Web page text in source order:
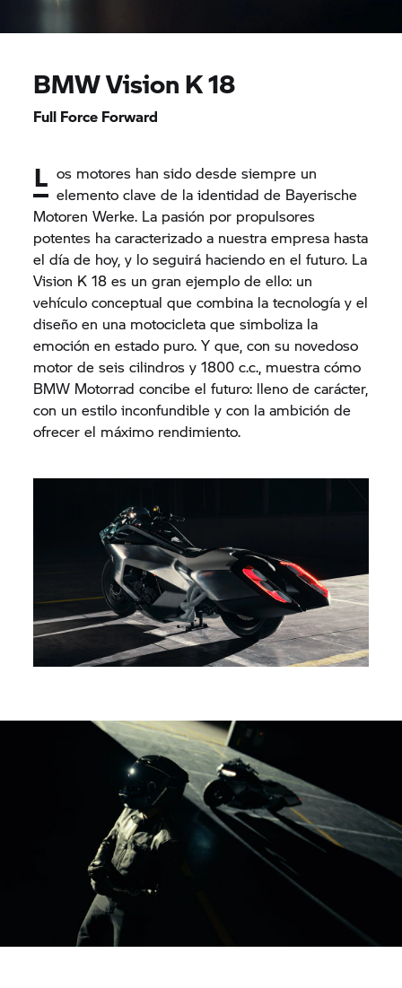
BMW Vision K 18
Full Force Forward
L os motores han sido desde siempre un
elemento clave de la identidad de Bayerische
Motoren Werke. La pasión por propulsores
potentes ha caracterizado a nuestra empresa hasta
el día de hoy, y lo seguirá haciendo en el futuro. La
Vision K 18 es un gran ejemplo de ello: un
vehículo conceptual que combina la tecnología y el
diseño en una motocicleta que simboliza la
emoción en estado puro. Y que, con su novedoso
motor de seis cilindros y 1800 c.c., muestra cómo
BMW Motorrad concibe el futuro: lleno de carácter,
con un estilo inconfundible y con la ambición de
ofrecer el máximo rendimiento.